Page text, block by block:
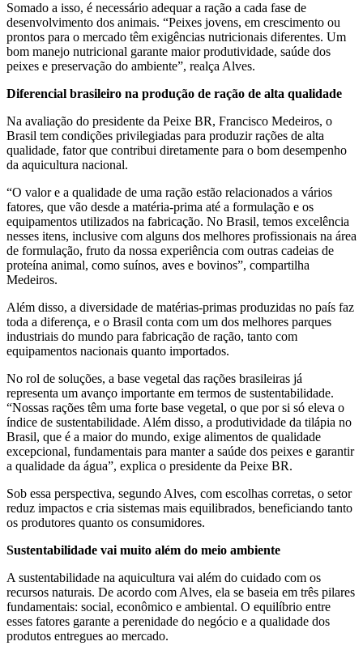
Somado a isso, é necessário adequar a ração a cada fase de
desenvolvimento dos animais. “Peixes jovens, em crescimento ou
prontos para o mercado têm exigências nutricionais diferentes. Um
bom manejo nutricional garante maior produtividade, saúde dos
peixes e preservação do ambiente”, realça Alves.
Diferencial brasileiro na produção de ração de alta qualidade
Na avaliação do presidente da Peixe BR, Francisco Medeiros, o
Brasil tem condições privilegiadas para produzir rações de alta
qualidade, fator que contribui diretamente para o bom desempenho
da aquicultura nacional.
“O valor e a qualidade de uma ração estão relacionados a vários
fatores, que vão desde a matéria-prima até a formulação e os
equipamentos utilizados na fabricação. No Brasil, temos excelência
nesses itens, inclusive com alguns dos melhores profissionais na área
de formulação, fruto da nossa experiência com outras cadeias de
proteína animal, como suínos, aves e bovinos”, compartilha
Medeiros.
Além disso, a diversidade de matérias-primas produzidas no país faz
toda a diferença, e o Brasil conta com um dos melhores parques
industriais do mundo para fabricação de ração, tanto com
equipamentos nacionais quanto importados.
No rol de soluções, a base vegetal das rações brasileiras já
representa um avanço importante em termos de sustentabilidade.
“Nossas rações têm uma forte base vegetal, o que por si só eleva o
índice de sustentabilidade. Além disso, a produtividade da tilápia no
Brasil, que é a maior do mundo, exige alimentos de qualidade
excepcional, fundamentais para manter a saúde dos peixes e garantir
a qualidade da água”, explica o presidente da Peixe BR.
Sob essa perspectiva, segundo Alves, com escolhas corretas, o setor
reduz impactos e cria sistemas mais equilibrados, beneficiando tanto
os produtores quanto os consumidores.
Sustentabilidade vai muito além do meio ambiente
A sustentabilidade na aquicultura vai além do cuidado com os
recursos naturais. De acordo com Alves, ela se baseia em três pilares
fundamentais: social, econômico e ambiental. O equilíbrio entre
esses fatores garante a perenidade do negócio e a qualidade dos
produtos entregues ao mercado.